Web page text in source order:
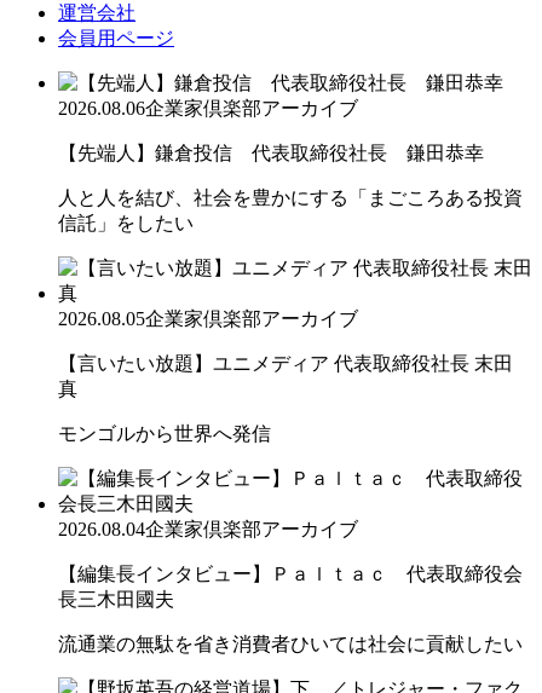
運営会社
会員用ページ
2026.08.06企業家倶楽部アーカイブ
【先端人】鎌倉投信 代表取締役社長 鎌田恭幸
人と人を結び、社会を豊かにする「まごころある投資
信託」をしたい
2026.08.05企業家倶楽部アーカイブ
【言いたい放題】ユニメディア 代表取締役社長 末田
真
モンゴルから世界へ発信
2026.08.04企業家倶楽部アーカイブ
【編集長インタビュー】Ｐａｌｔａｃ 代表取締役会
長三木田國夫
流通業の無駄を省き消費者ひいては社会に貢献したい